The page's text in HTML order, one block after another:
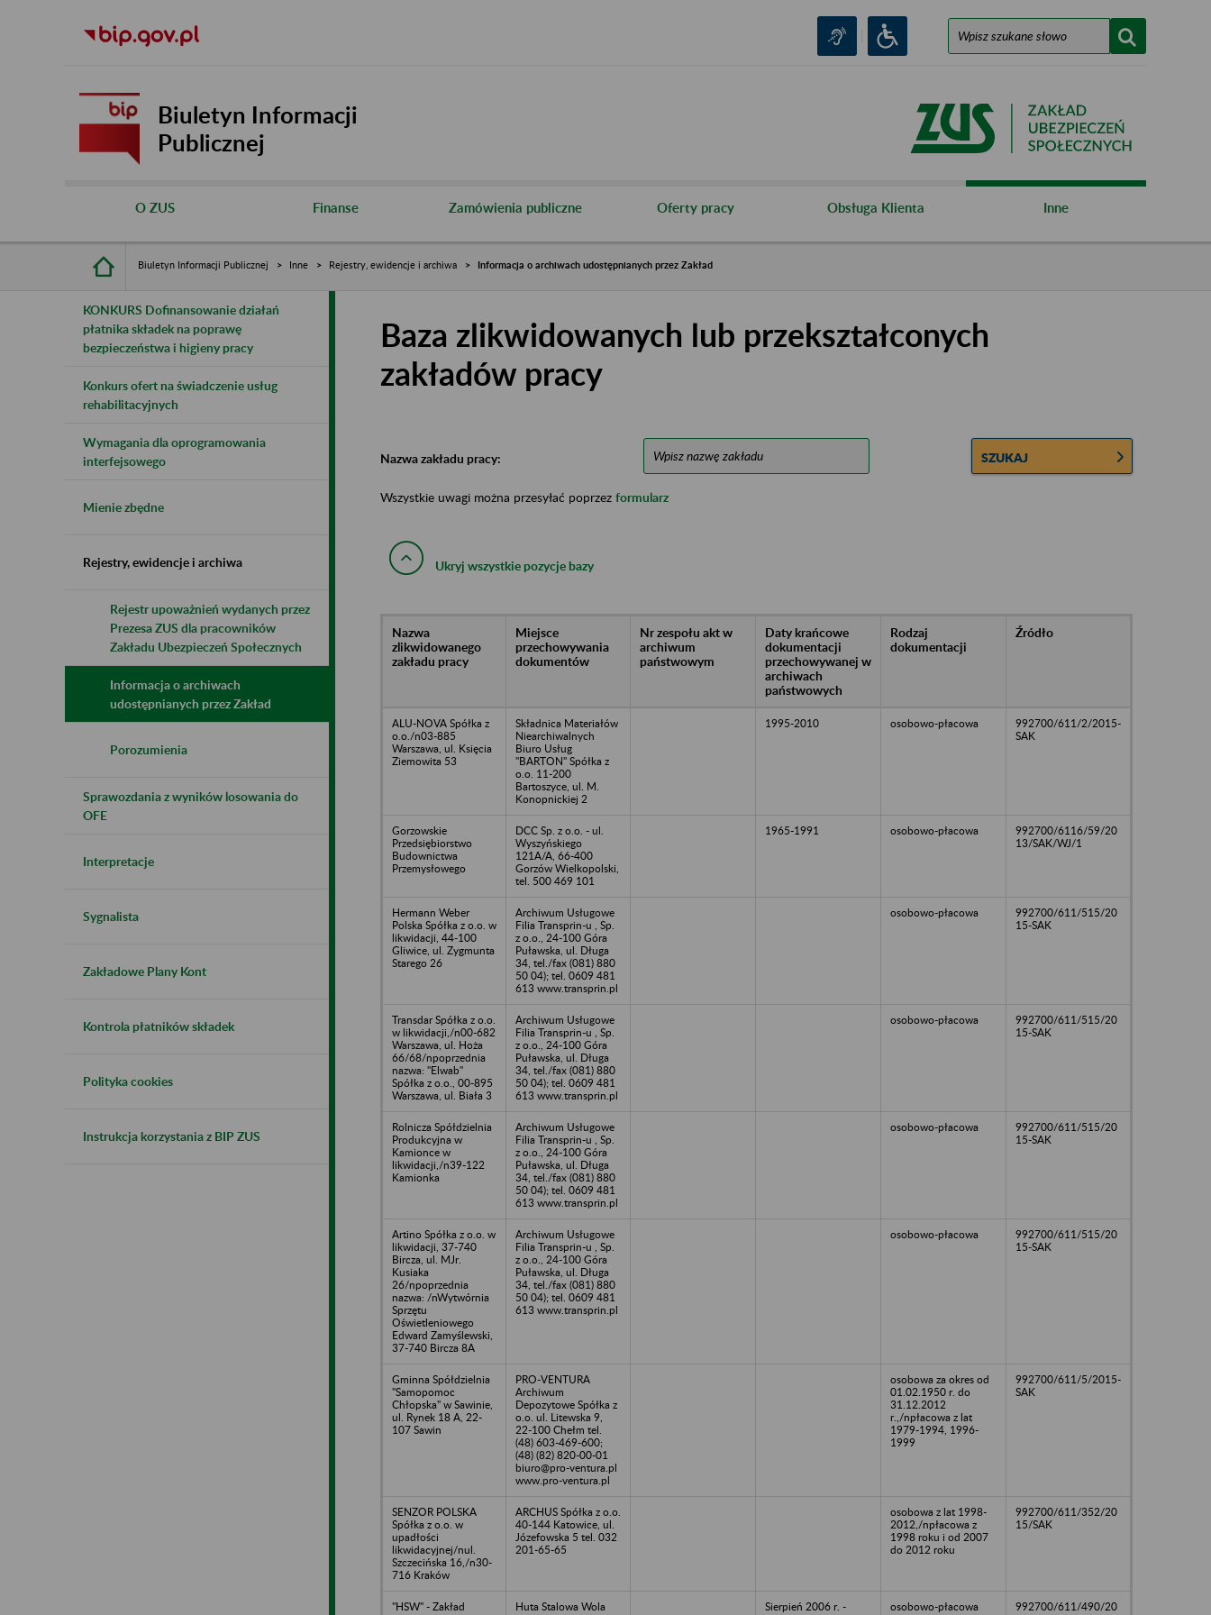
Biuletyn Informacji
Publicznej
O ZUS Finanse Zamówienia publiczne Oferty pracy Obsługa Klienta Inne
Biuletyn Informacji Publicznej Inne Rejestry, ewidencje i archiwa Informacja o archiwach udostępnianych przez Zakład
KONKURS Dofinansowanie działań
płatnika składek na poprawę
bezpieczeństwa i higieny pracy
Konkurs ofert na świadczenie usług
rehabilitacyjnych
Wymagania dla oprogramowania
interfejsowego
Mienie zbędne
Rejestry, ewidencje i archiwa
Rejestr upoważnień wydanych przez
Prezesa ZUS dla pracowników
Zakładu Ubezpieczeń Społecznych
Informacja o archiwach
udostępnianych przez Zakład
Porozumienia
Sprawozdania z wyników losowania do
OFE
Interpretacje
Sygnalista
Zakładowe Plany Kont
Kontrola płatników składek
Polityka cookies
Instrukcja korzystania z BIP ZUS
Baza zlikwidowanych lub przekształconych
zakładów pracy
Nazwa zakładu pracy: SZUKAJ
Wszystkie uwagi można przesyłać poprzez formularz
Ukryj wszystkie pozycje bazy
Nazwa
zlikwidowanego
zakładu pracy
Miejsce
przechowywania
dokumentów
Nr zespołu akt w
archiwum
państwowym
Daty krańcowe
dokumentacji
przechowywanej w
archiwach
państwowych
Rodzaj
dokumentacji
Źródło
ALU-NOVA Spółka z
o.o./n03-885
Warszawa, ul. Księcia
Ziemowita 53
Składnica Materiałów
Niearchiwalnych
Biuro Usług
"BARTON" Spółka z
o.o. 11-200
Bartoszyce, ul. M.
Konopnickiej 2
1995-2010 osobowo-płacowa
992700/611/2/2015-
SAK
Gorzowskie
Przedsiębiorstwo
Budownictwa
Przemysłowego
DCC Sp. z o.o. - ul.
Wyszyńskiego
121A/A, 66-400
Gorzów Wielkopolski,
tel. 500 469 101
1965-1991 osobowo-płacowa
992700/6116/59/20
13/SAK/WJ/1
Hermann Weber
Polska Spółka z o.o. w
likwidacji, 44-100
Gliwice, ul. Zygmunta
Starego 26
Archiwum Usługowe
Filia Transprin-u , Sp.
z o.o., 24-100 Góra
Puławska, ul. Długa
34, tel./fax (081) 880
50 04); tel. 0609 481
613 www.transprin.pl
osobowo-płacowa
992700/611/515/20
15-SAK
Transdar Spółka z o.o.
w likwidacji,/n00-682
Warszawa, ul. Hoża
66/68/npoprzednia
nazwa: "Elwab"
Spółka z o.o., 00-895
Warszawa, ul. Biała 3
Archiwum Usługowe
Filia Transprin-u , Sp.
z o.o., 24-100 Góra
Puławska, ul. Długa
34, tel./fax (081) 880
50 04); tel. 0609 481
613 www.transprin.pl
osobowo-płacowa
992700/611/515/20
15-SAK
Rolnicza Spółdzielnia
Produkcyjna w
Kamionce w
likwidacji,/n39-122
Kamionka
Archiwum Usługowe
Filia Transprin-u , Sp.
z o.o., 24-100 Góra
Puławska, ul. Długa
34, tel./fax (081) 880
50 04); tel. 0609 481
613 www.transprin.pl
osobowo-płacowa
992700/611/515/20
15-SAK
Artino Spółka z o.o. w
likwidacji, 37-740
Bircza, ul. MJr.
Kusiaka
26/npoprzednia
nazwa: /nWytwórnia
Sprzętu
Oświetleniowego
Edward Zamyślewski,
37-740 Bircza 8A
Archiwum Usługowe
Filia Transprin-u , Sp.
z o.o., 24-100 Góra
Puławska, ul. Długa
34, tel./fax (081) 880
50 04); tel. 0609 481
613 www.transprin.pl
osobowo-płacowa
992700/611/515/20
15-SAK
Gminna Spółdzielnia
"Samopomoc
Chłopska" w Sawinie,
ul. Rynek 18 A, 22-
107 Sawin
PRO-VENTURA
Archiwum
Depozytowe Spółka z
o.o. ul. Litewska 9,
22-100 Chełm tel.
(48) 603-469-600;
(48) (82) 820-00-01
biuro@pro-ventura.pl
www.pro-ventura.pl
osobowa za okres od
01.02.1950 r. do
31.12.2012
r.,/npłacowa z lat
1979-1994, 1996-
1999
992700/611/5/2015-
SAK
SENZOR POLSKA
Spółka z o.o. w
upadłości
likwidacyjnej/nul.
Szczecińska 16,/n30-
716 Kraków
ARCHUS Spółka z o.o.
40-144 Katowice, ul.
Józefowska 5 tel. 032
201-65-65
osobowa z lat 1998-
2012,/npłacowa z
1998 roku i od 2007
do 2012 roku
992700/611/352/20
15/SAK
"HSW" - Zakład
Huta Stalowa Wola
Sierpień 2006 r. -
osobowo-płacowa
992700/611/490/20